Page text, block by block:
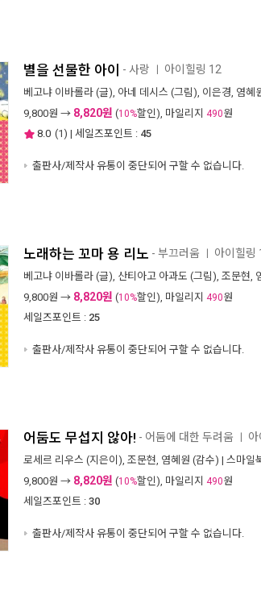
별을 선물한 아이 - 사랑 아이힐링 12
베고냐 이바롤라 (글), 아네 데시스 (그림), 이은경, 염혜
9,800원 → 8,820원 (10%할인), 마일리지 490원
8.0 (1) | 세일즈포인트 : 45
출판사/제작사 유통이 중단되어 구할 수 없습니다.
노래하는 꼬마 용 리노 - 부끄러움 아이힐링
베고냐 이바롤라 (글), 산티아고 아과도 (그림), 조문현,
9,800원 → 8,820원 (10%할인), 마일리지 490원
세일즈포인트 : 25
출판사/제작사 유통이 중단되어 구할 수 없습니다.
어둠도 무섭지 않아! - 어둠에 대한 두려움
로세르 리우스 (지은이), 조문현, 염혜원 (감수) | 스마일
9,800원 → 8,820원 (10%할인), 마일리지 490원
세일즈포인트 : 30
출판사/제작사 유통이 중단되어 구할 수 없습니다.